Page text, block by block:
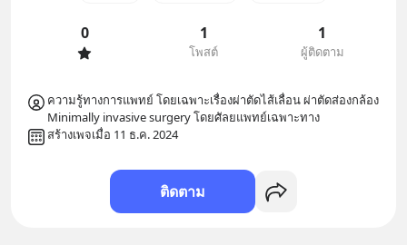
0 1
โพสต์
1
ผู้ติดตาม
ความรู้ทางการแพทย์ โดยเฉพาะเรื่องผ่าตัดไส้เลื่อน ผ่าตัดส่องกล้อง
Minimally invasive surgery โดยศัลยแพทย์เฉพาะทาง
สร้างเพจเมื่อ 11 ธ.ค. 2024
ติดตาม